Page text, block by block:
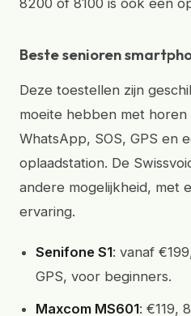
8200 of 8100 is ook een
Beste senioren
Deze toestellen zijn
moeite hebben met
WhatsApp, SOS, GPS en
oplaadstation. De
andere mogelijkheid, met
ervaring.
Senifone S1: vanaf
GPS, voor beginners.
Maxcom MS601: €119,